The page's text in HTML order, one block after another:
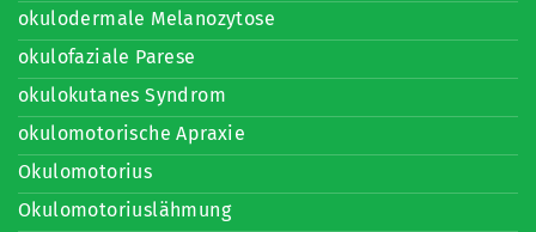
okulodermale Melanozytose
okulofaziale Parese
okulokutanes Syndrom
okulomotorische Apraxie
Okulomotorius
Okulomotoriuslähmung